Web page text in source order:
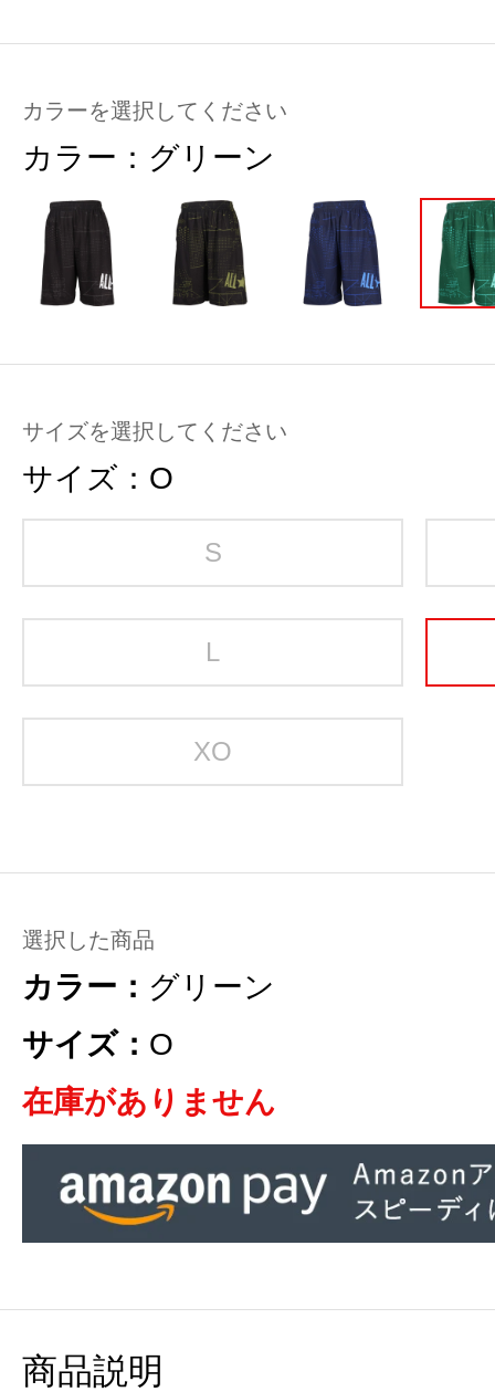
カラーを選択してください
カラー： グリーン
サイズを選択してください
サイズ： O
S
L
XO
選択した商品
カラー： グリーン
サイズ： O
在庫がありません
商品説明